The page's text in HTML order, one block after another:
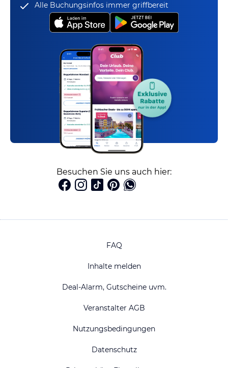
Alle Buchungsinfos immer griffbereit
Besuchen Sie uns auch hier:
FAQ
Inhalte melden
Deal-Alarm, Gutscheine uvm.
Veranstalter AGB
Nutzungsbedingungen
Datenschutz